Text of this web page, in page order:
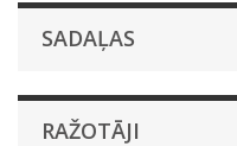
SADAĻAS
RAŽOTĀJI